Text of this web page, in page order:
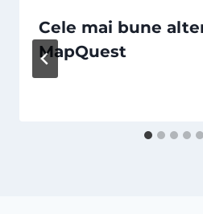
Cele mai bune
MapQuest